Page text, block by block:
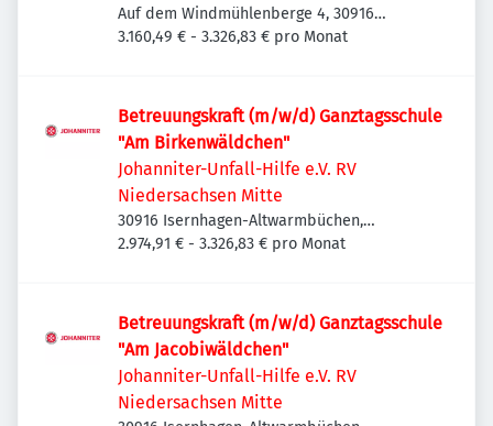
Auf dem Windmühlenberge 4, 30916
Isernhagen, Deutschland
3.160,49 € - 3.326,83 € pro Monat
Betreuungskraft (m/w/d) Ganztagsschule
"Am Birkenwäldchen"
Johanniter-Unfall-Hilfe e.V. RV
Niedersachsen Mitte
30916 Isernhagen-Altwarmbüchen,
Deutschland
2.974,91 € - 3.326,83 € pro Monat
Betreuungskraft (m/w/d) Ganztagsschule
"Am Jacobiwäldchen"
Johanniter-Unfall-Hilfe e.V. RV
Niedersachsen Mitte